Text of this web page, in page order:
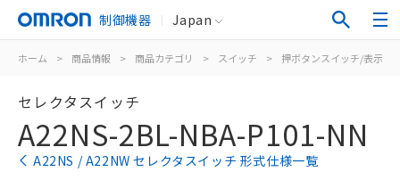
制御機器 Japan
ホーム > 商品情報 > 商品カテゴリ > スイッチ > 押ボタンスイッチ/表示灯
セレクタスイッチ
A22NS-2BL-NBA-P101-NN
A22NS / A22NW セレクタスイッチ 形式仕様一覧